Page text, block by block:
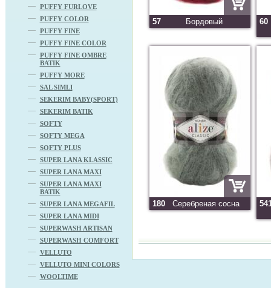
PUFFY FURLOVE
PUFFY COLOR
PUFFY FINE
PUFFY FINE COLOR
PUFFY FINE OMBRE
BATIK
PUFFY MORE
SAL SIMLI
SEKERIM BABY(SPORT)
SEKERIM BATIK
SOFTY
SOFTY MEGA
SOFTY PLUS
SUPER LANA KLASSIC
SUPER LANA MAXI
SUPER LANA MAXI
BATIK
SUPER LANA MEGAFIL
SUPER LANA MIDI
SUPERWASH ARTISAN
SUPERWASH COMFORT
VELLUTO
VELLUTO MINI COLORS
WOOLTIME
57 Бордовый 60
180 Серебреная сосна